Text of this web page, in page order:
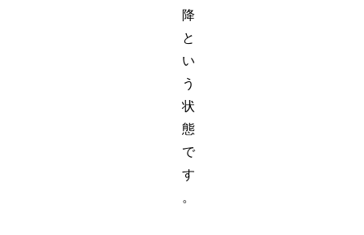
降
と
い
う
状
態
で
す
。